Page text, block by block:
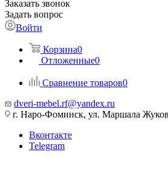
Заказать звонок
Задать вопрос
Войти
Корзина0
Отложенные0
Сравнение товаров0
dveri-mebel.rf@yandex.ru
г. Наро-Фоминск, ул. Маршала
Вконтакте
Telegram